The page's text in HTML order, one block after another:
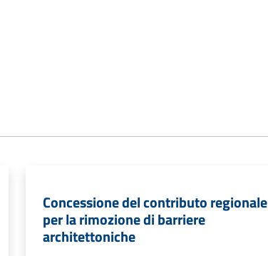
Concessione del contributo regionale
per la rimozione di barriere
architettoniche